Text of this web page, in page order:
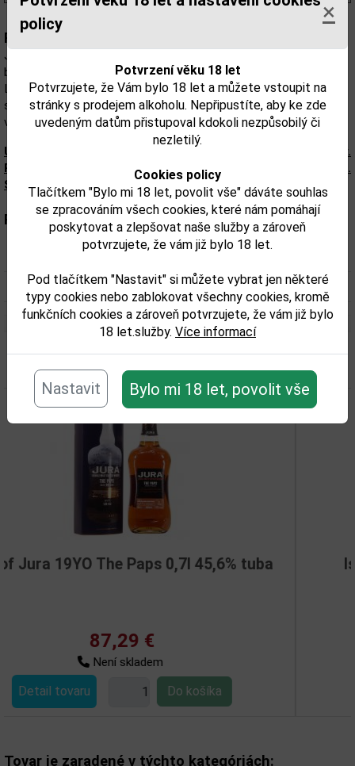
policy
×
Potvrzení věku 18 let
Potvrzujete, že Vám bylo 18 let a můžete vstoupit na
stránky s prodejem alkoholu. Nepřipustíte, aby ke zde
uvedeným datům přistupoval kdokoli nezpůsobilý či
nezletilý.
Cookies policy
Tlačítkem "Bylo mi 18 let, povolit vše" dáváte souhlas
se zpracováním všech cookies, které nám pomáhají
poskytovat a zlepšovat naše služby a zároveň
potvrzujete, že vám již bylo 18 let.
Pod tlačítkem "Nastavit" si můžete vybrat jen některé
typy cookies nebo zablokovat všechny cookies, kromě
funkčních cookies a zároveň potvrzujete, že vám již bylo
18 let.služby. Více informací
Nastavit Bylo mi 18 let, povolit vše
Popis:
Jura Winter Edition zrála blíže neurčenou dobu v sudech po
bourbonu. Poté se na nějaký čas přesunula do sudů po sherry.
Lahvovaná byla s obsahem alkoholu 40%. Ve whisky se snoubí
sladké kořenité tóny s čerstvě upečeným jablečným koláčem a
vanilkovým dozvukem.
Upozorňujeme, že tento produkt môže obsahovať alergény.
Presné zloženie a alergény sú k dispozícii na obale výrobku.
Skontrolujte prosím pred konzumáciou.
Parametry:
Obsah alkoholu obj. %:
Objem obalu (L): 0,7
Související zboží
45,6% tuba Isle of Jura Two one Two
Detail tovaru
Tovar je zaradené v týchto kategóriách: